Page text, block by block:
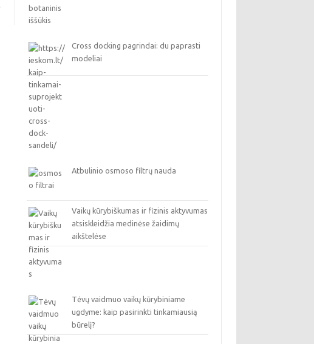
Cross docking pagrindai: du paprasti
modeliai
Atbulinio osmoso filtrų nauda
Vaikų kūrybiškumas ir fizinis aktyvumas
atsiskleidžia medinėse žaidimų
aikštelėse
Tėvų vaidmuo vaikų kūrybiniame
ugdyme: kaip pasirinkti tinkamiausią
būrelį?